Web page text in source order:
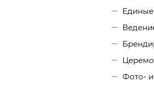
Единые
Фото-